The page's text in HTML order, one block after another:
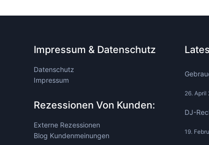
Impressum & Datenschutz
Datenschutz
Impressum
Rezessionen Von Kunden:
Externe Rezessionen
Blog Kundenmeinungen
26. April
DJ-
19.